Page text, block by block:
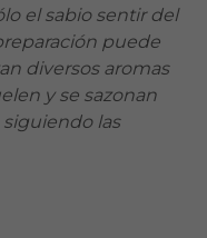
el sabio sentir del
puede
diversos aromas
y se sazonan
siguiendo las